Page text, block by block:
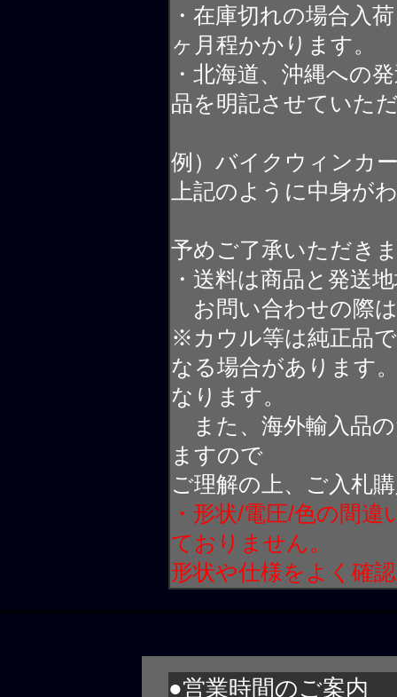
・在庫切れの場合入
ヶ月程かかります。
・北海道、沖縄への
品を明記させていた
例）バイクウィンカ
上記のように中身が
予めご了承いただき
・送料は商品と発送
お問い合わせの際
※カウル等は純正品
なる場合があります
なります。
また、海外輸入品
ますので
ご理解の上、ご入札
・形状/電圧/色の間
ておりません。
形状や仕様をよく確
●営業時間のご案内